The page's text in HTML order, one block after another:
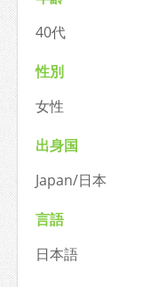
40代
性別
女性
出身国
Japan/日本
言語
日本語